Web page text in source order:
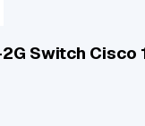
Switch Cisco